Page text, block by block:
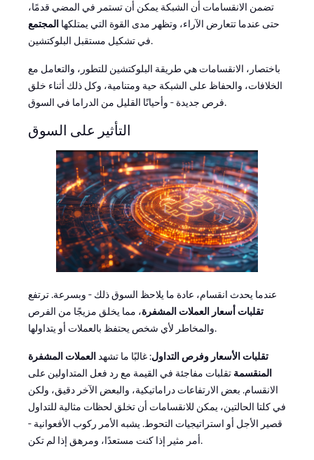
تضمن الانقسامات أن الشبكة يمكن أن تستمر في المضي قدمًا،
حتى عندما تتعارض الآراء، وتظهر مدى القوة التي يمتلكها المجتمع
في تشكيل مستقبل البلوكتشين.
باختصار، الانقسامات هي طريقة البلوكتشين للتطور، والتعامل مع
الخلافات، والحفاظ على الشبكة حية ومتنامية، وكل ذلك أثناء خلق
فرص جديدة - وأحيانًا القليل من الدراما في السوق.
التأثير على السوق
عندما يحدث انقسام، عادة ما يلاحظ السوق ذلك - وبسرعة. ترتفع
تقلبات أسعار العملات المشفرة، مما يخلق مزيجًا من الفرص
والمخاطر لأي شخص يحتفظ بالعملات أو يتداولها.
تقلبات الأسعار وفرص التداول: غالبًا ما تشهدالعملات المشفرة
المنقسمة تقلبات مفاجئة في القيمة مع رد فعل المتداولين على
الانقسام. بعض الارتفاعات دراماتيكية، والبعض الآخر دقيق، ولكن
في كلتا الحالتين، يمكن للانقسامات أن تخلق لحظات مثالية للتداول
قصير الأجل أو استراتيجيات التحوط. يشبه الأمر ركوب الأفعوانية -
أمر مثير إذا كنت مستعدًا، ومرهق إذا لم تكن.